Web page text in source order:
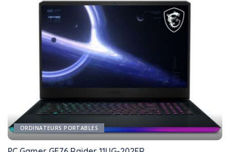
ORDINATEURS PORTABLES